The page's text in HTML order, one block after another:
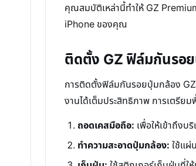
คุณสมบัติเหล่านี้ทำให้ GZ
iPhone ของคุณ
ติดตั้ง GZ ฟิล์มกันรอ
การติดตั้งฟิล์มกันรอยปุ่มกล้อง
งานได้เต็มประสิทธิภาพ การเตรีย
ถอดเคสมือถือ: เพื่อให้เข้าถึง
ทำความสะอาดปุ่มกล้อง: ใช้แผ่